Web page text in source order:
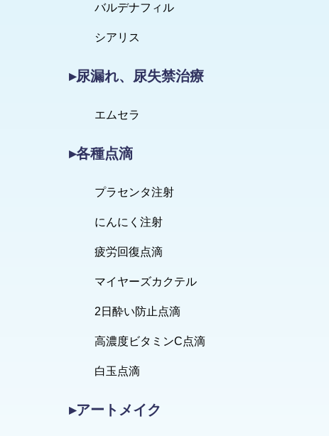
バルデナフィル
シアリス
▸尿漏れ、尿失禁治療
エムセラ
▸各種点滴
プラセンタ注射
にんにく注射
疲労回復点滴
マイヤーズカクテル
2日酔い防止点滴
高濃度ビタミンC点滴
白玉点滴
▸アートメイク